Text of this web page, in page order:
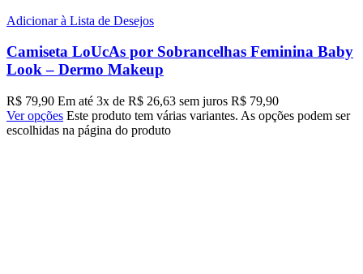
Adicionar à Lista de Desejos
Camiseta LoUcAs por Sobrancelhas Feminina Baby
Look – Dermo Makeup
R$ 79,90 Em até 3x de R$ 26,63 sem juros R$ 79,90
Ver opções Este produto tem várias variantes. As opções podem ser
escolhidas na página do produto